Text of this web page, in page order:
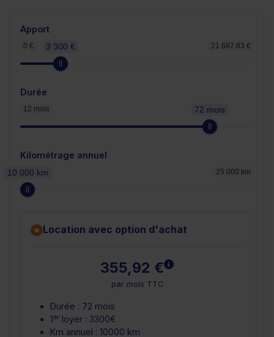
Apport
0 € 21 687.83 €
3 300 €
Durée
12 mois 72 mois
Kilométrage annuel
25 000 km
10 000 km
Location avec option d'achat
355,92 € En savoir plus
par mois TTC
Durée : 72 mois
1er loyer : 3300€
Km annuel : 10000 km